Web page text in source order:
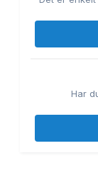
Har